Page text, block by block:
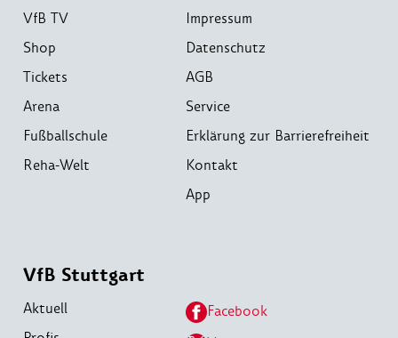
VfB TV
Shop
Tickets
Arena
Fußballschule
Reha-Welt
Impressum
Datenschutz
AGB
Service
Erklärung zur Barrierefreiheit
Kontakt
App
VfB Stuttgart
Aktuell
Facebook